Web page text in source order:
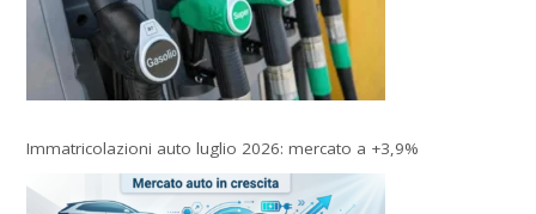
Immatricolazioni auto luglio 2026: mercato a +3,9%